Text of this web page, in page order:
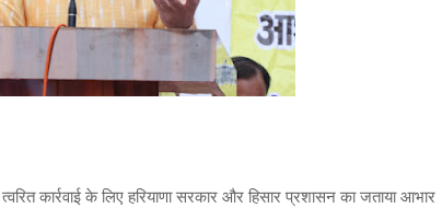
कार्रवाई के लिए हरियाणा सरकार और हिसार प्रशासन का जताया आभार